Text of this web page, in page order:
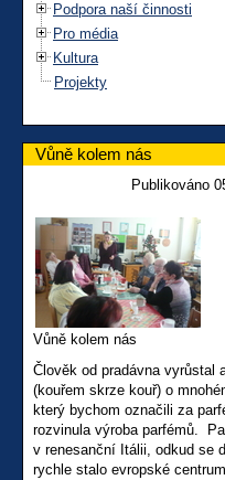
Podpora naší činnosti
Pro média
Kultura
Projekty
Vůně kolem nás
Publikováno
Vůně kolem nás
Člověk od pradávna vyrůstal
(kouřem skrze kouř) o
který bychom označili za
rozvinula výroba parfémů.
v renesanční Itálii, odkud se
rychle stalo evropské